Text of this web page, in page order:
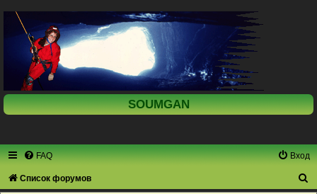
SOUMGAN
FAQ Вход
Список форумов